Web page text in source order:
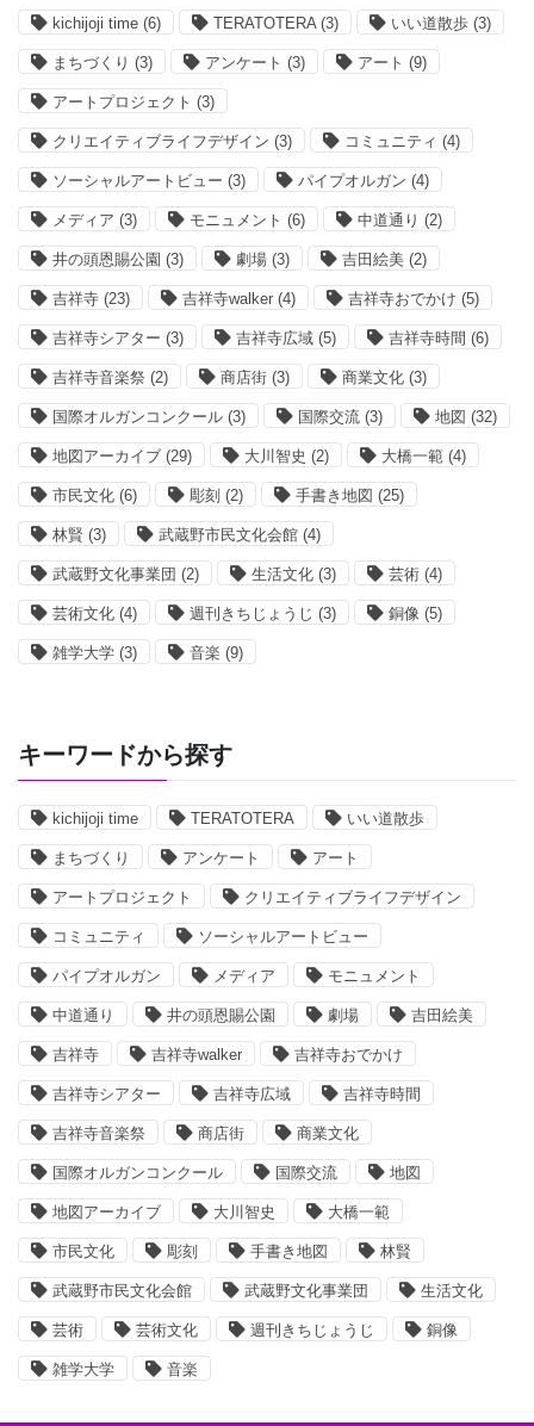
kichijoji time (6) TERATOTERA(3) いい道散歩 (3)
まちづくり (3) アンケート (3) アート (9)
アートプロジェクト (3)
クリエイティブライフデザイン (3) コミュニティ (4)
ソーシャルアートビュー (3) パイプオルガン (4)
メディア (3) モニュメント (6) 中道通り (2)
井の頭恩賜公園 (3) 劇場 (3) 吉田絵美 (2)
吉祥寺 (23) 吉祥寺walker (4) 吉祥寺おでかけ (5)
吉祥寺シアター (3) 吉祥寺広域 (5) 吉祥寺時間 (6)
吉祥寺音楽祭 (2) 商店街 (3) 商業文化 (3)
国際オルガンコンクール (3) 国際交流 (3) 地図 (32)
地図アーカイブ (29) 大川智史 (2) 大橋一範 (4)
市民文化 (6) 彫刻 (2) 手書き地図 (25)
林賢 (3) 武蔵野市民文化会館 (4)
武蔵野文化事業団 (2) 生活文化 (3) 芸術 (4)
芸術文化 (4) 週刊きちじょうじ (3) 銅像 (5)
雑学大学 (3) 音楽 (9)
キーワードから探す
kichijoji time TERATOTERA いい道散歩
まちづくり アンケート アート
アートプロジェクト クリエイティブライフデザイン
コミュニティ ソーシャルアートビュー
パイプオルガン メディア モニュメント
中道通り 井の頭恩賜公園 劇場 吉田絵美
吉祥寺 吉祥寺walker 吉祥寺おでかけ
吉祥寺シアター 吉祥寺広域 吉祥寺時間
吉祥寺音楽祭 商店街 商業文化
国際オルガンコンクール 国際交流 地図
地図アーカイブ 大川智史 大橋一範
市民文化 彫刻 手書き地図 林賢
武蔵野市民文化会館 武蔵野文化事業団 生活文化
芸術 芸術文化 週刊きちじょうじ 銅像
雑学大学 音楽